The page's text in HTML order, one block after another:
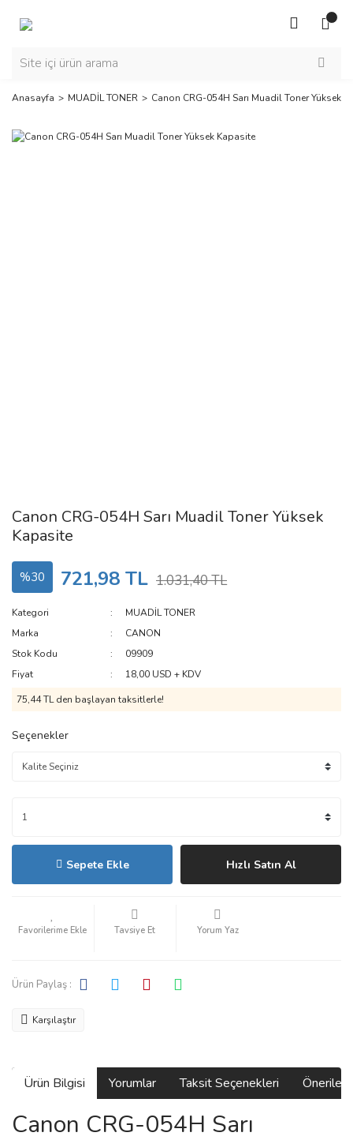
Anasayfa MUADİL TONER Canon CRG-054H Sarı Muadil Toner Yüksek
Canon CRG-054H Sarı Muadil Toner Yüksek
Kapasite
%30 721,98 TL 1.031,40 TL
Kategori
MUADİL TONER
Marka
CANON
Stok Kodu
09909
Fiyat
18,00 USD + KDV
75,44 TL den başlayan taksitlerle!
Seçenekler
Sepete Ekle Hızlı Satın Al
Tavsiye Et Yorum Yaz
Ürün Paylaş :
Karşılaştır
Ürün Bilgisi Yorumlar Taksit Seçenekleri
Canon CRG-054H Sarı